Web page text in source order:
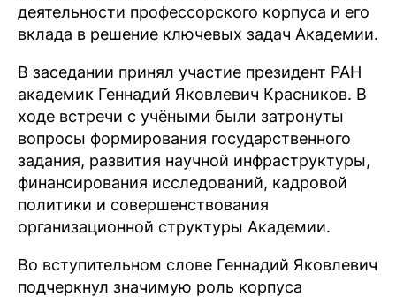
деятельности профессорского корпуса и его
вклада в решение ключевых задач Академии.
В заседании принял участие президент РАН
академик Геннадий Яковлевич Красников. В
ходе встречи с учёными были затронуты
вопросы формирования государственного
задания, развития научной инфраструктуры,
финансирования исследований, кадровой
политики и совершенствования
организационной структуры Академии.
Во вступительном слове Геннадий Яковлевич
подчеркнул значимую роль корпуса